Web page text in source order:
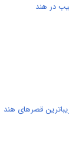
در هند
قصرهای هند